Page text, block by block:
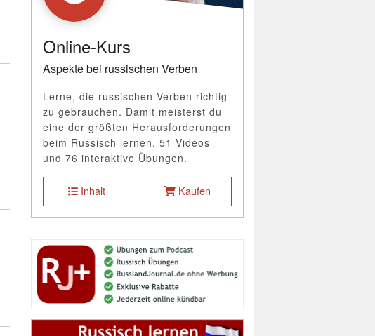
Online-Kurs
Aspekte bei russischen Verben
Lerne, die russischen Verben richtig
zu gebrauchen. Damit meisterst du
eine der größten Herausforderungen
beim Russisch lernen. 51 Videos
und 76 interaktive Übungen.
Inhalt Kaufen